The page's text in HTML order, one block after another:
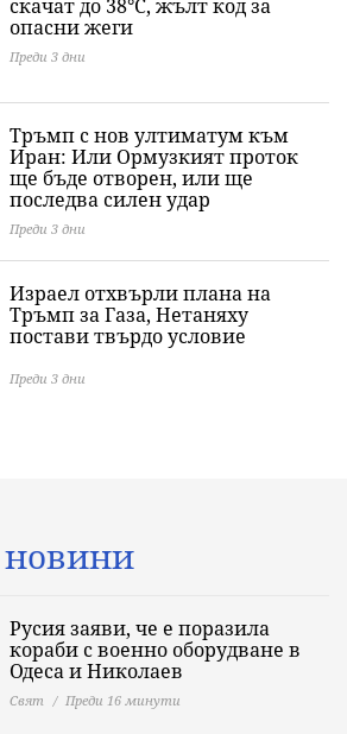
скачат до 38°C, жълт код за
опасни жеги
Преди 3 дни
Тръмп с нов ултиматум към
Иран: Или Ормузкият проток
ще бъде отворен, или ще
последва силен удар
Преди 3 дни
Израел отхвърли плана на
Тръмп за Газа, Нетаняху
постави твърдо условие
Преди 3 дни
Русия заяви, че е поразила
кораби с военно оборудване в
Одеса и Николаев
Свят Преди 16 минути